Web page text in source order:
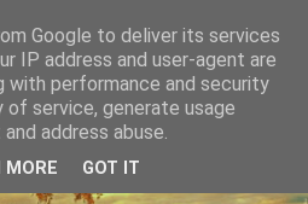
Google to deliver its services
IP address and user-agent are
with performance and security
service, generate usage
address abuse.
MORE GOT IT